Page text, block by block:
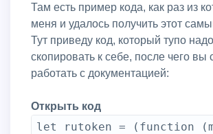
Там есть пример кода, как раз из
меня и удалось получить этот
Тут приведу код, который тупо надо
скопировать к себе, после чего вы
работать с документацией:
Открыть код
let rutoken = (function